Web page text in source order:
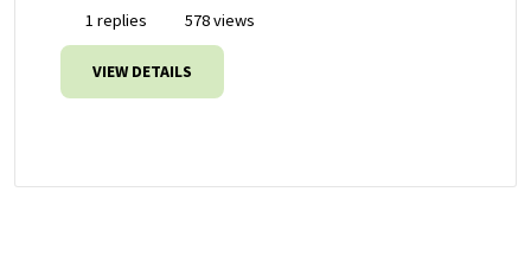
1 replies
578 views
VIEW DETAILS